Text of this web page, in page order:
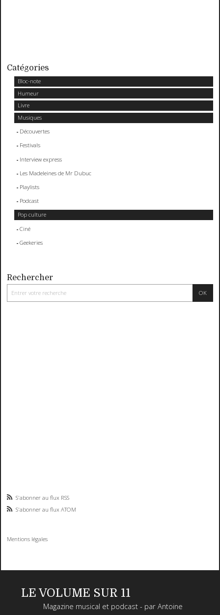
Catégories
Bloc-note
Humeur
Livre
Musiques
Découvertes
Festivals
Interview express
Les Madeleines de Mr Dubuc
Playlists
Podcast
Pop culture
Ciné
Geekeries
Rechercher
S'abonner au flux RSS
S'abonner au flux ATOM
Mentions légales
LE VOLUME SUR 11
Magazine musical et podcast - par Antoine